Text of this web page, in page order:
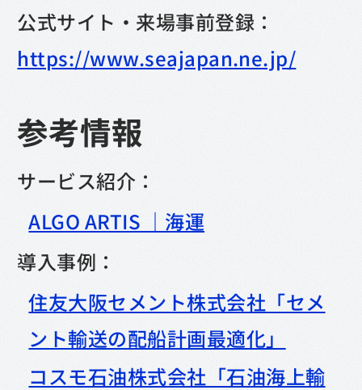
公式サイト・来場事前登録：
https://www.seajapan.ne.jp/
参考情報
サービス紹介：
ALGO ARTIS ｜海運
導入事例：
住友大阪セメント株式会社「セメ
ント輸送の配船計画最適化」
コスモ石油株式会社「石油海上輸